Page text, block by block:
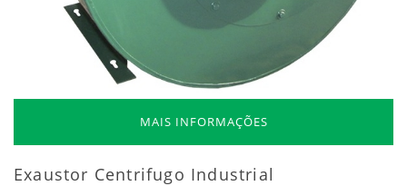
MAIS INFORMAÇÕES
Exaustor Centrifugo Industrial